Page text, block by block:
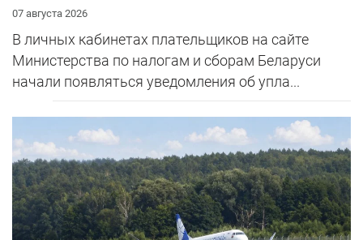
07 августа 2026
В личных кабинетах плательщиков на сайте
Министерства по налогам и сборам Беларуси
начали появляться уведомления об упла...